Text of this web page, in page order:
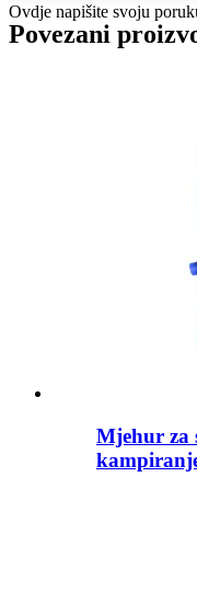
Ovdje napišite svoju
Povezani
Mjehur za